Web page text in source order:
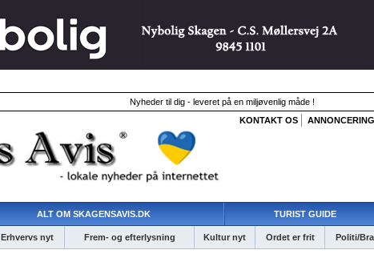
Nyheder til dig - leveret på en miljøvenlig måde !
KONTAKT OS
ANNONCERING
ALT OM SKAGENSAVIS.DK TURIST GUIDE
Erhvervs nyt Frem- og efterlysning Kultur nyt Ordet er frit Politi/